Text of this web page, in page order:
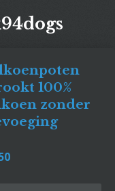
100%
zonder